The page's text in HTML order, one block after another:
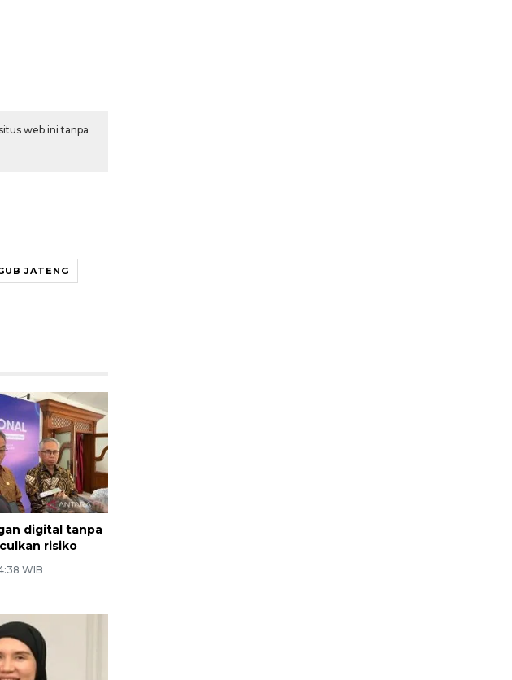
web ini tanpa
JATENG
digital tanpa
risiko
WIB